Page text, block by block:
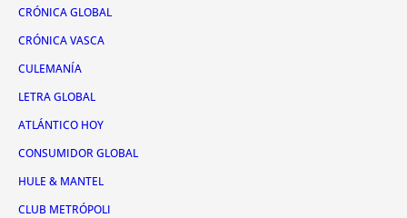
CRÓNICA GLOBAL
CRÓNICA VASCA
CULEMANÍA
LETRA GLOBAL
ATLÁNTICO HOY
CONSUMIDOR GLOBAL
HULE & MANTEL
CLUB METRÓPOLI